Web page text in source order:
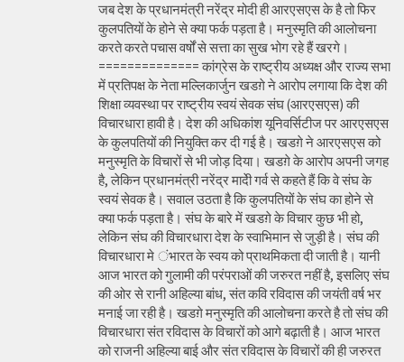
जब देश के प्रधानमंत्री नरेंद्र मोदी ही आरएसएस के है तो फिर
कुलपतियों के होने से क्या फर्क पड़ता है। मनुस्मृति की आलोचना
करते करते पचास वर्षों से सत्ता का सुख भोग रहे हैं खरगे।
============== कांग्रेस के राष्ट्रीय अध्यक्ष और राज्य सभा
में प्रतिपक्ष के नेता मल्लिकार्जुन खडग़े ने आरोप लगाया कि देश की
शिक्षा व्यवस्था पर राष्ट्रीय स्वयं सेवक संघ (आरएसएस) की
विचारधारा हावी है। देश की अधिकांश यूनिवर्सिटीज पर आरएसएस
के कुलपतियों की नियुक्ति कर दी गई है। खडग़े ने आरएसएस को
मनुस्मृति के विचारों से भी जोड़ दिया। खडग़े के आरोप अपनी जगह
है, लेकिन प्रधानमंत्री नरेंद्र मादेी गर्व से कहते हैं कि वे संघ के
स्वयं सेवक है। सवाल उठता है कि कुलपतियों के संघ का होने से
क्या फर्क पड़ता है। संघ के बारे में खडग़े के विचार कुछ भी हो,
लेकिन संघ की विचारधारा देश के स्वाभिमान से जुड़ी है। संघ की
विचारधारा मे ंभारत के स्वय को प्राथमिकता दी जाती है। यानी
आज भारत को गुलामी की परंपराओं की जरुरत नहीं है, इसलिए संघ
की ओर से रानी अहिल्या बांध, संत कवि रविदास की जयंती वर्ष भर
मनाई जा रही है। खडग़े मनुस्मृति की आलोचना करते है तो संघ की
विचारधारा संत रविदास के विचारों को आगे बढ़ाती है। आज भारत
को राजनी अहिल्या बाई और संत रविदास के विचारों की ही जरुरत